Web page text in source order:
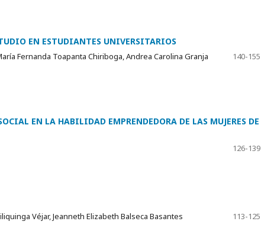
EN ESTUDIANTES UNIVERSITARIOS
Fernanda Toapanta Chiriboga, Andrea Carolina Granja
140-155
EN LA HABILIDAD EMPRENDEDORA DE LAS MUJERES DE
126-139
Véjar, Jeanneth Elizabeth Balseca Basantes
113-125